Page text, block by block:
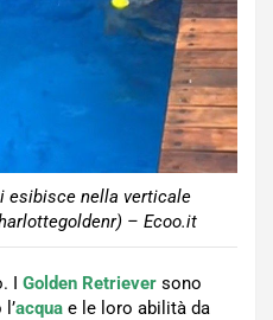
esibisce nella verticale
– Ecoo.it
I Golden Retriever sono
acqua e le loro abilità da